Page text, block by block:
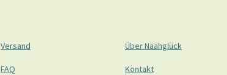
Versand
FAQ
Über Näähglück
Kontakt